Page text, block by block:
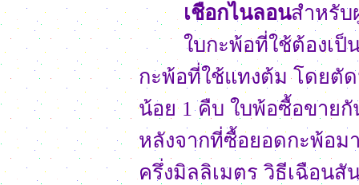
เชือกไนลอนสำหรับ
ใบกะพ้อที่ใช้ต้องเป็น
กะพ้อที่ใช้แทงต้ม โดยตั
น้อย 1 คืบ ใบพ้อซื้อขายกั
หลังจากที่ซื้อยอดกะพ้อม
ครึ่งมิลลิเมตร วิธีเฉือนสั